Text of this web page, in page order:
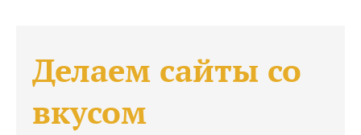
Делаем сайты со
вкусом